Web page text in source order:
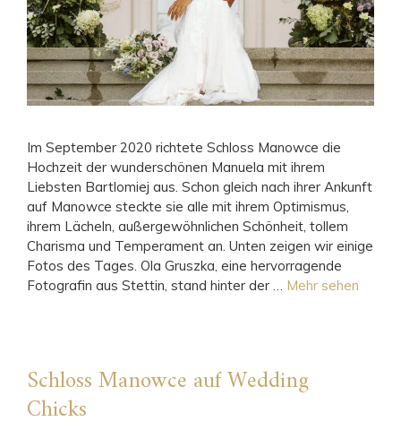
Im September 2020 richtete Schloss Manowce die
Hochzeit der wunderschönen Manuela mit ihrem
Liebsten Bartlomiej aus. Schon gleich nach ihrer Ankunft
auf Manowce steckte sie alle mit ihrem Optimismus,
ihrem Lächeln, außergewöhnlichen Schönheit, tollem
Charisma und Temperament an. Unten zeigen wir einige
Fotos des Tages. Ola Gruszka, eine hervorragende
Fotografin aus Stettin, stand hinter der … Mehr sehen
Schloss Manowce auf Wedding
Chicks